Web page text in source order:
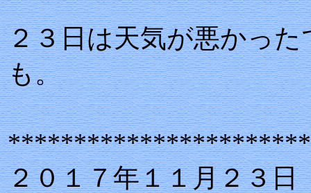
２３日は天気が悪かっ
も。
２０１７年１１月２３日